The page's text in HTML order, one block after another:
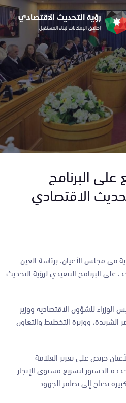
على البرنامج
الاقتصادي
في مجلس الأعيان، برئاسة العين
على البرنامج التنفيذي لرؤية التحديث
الوزراء للشؤون الاقتصادية ووزير
الشريدة، ووزيرة التخطيط والتعاون
حريص على تعزيز العلاقة
الدستور لتسريع مستوى الإنجاز
تحتاج إلى تضافر الجهود